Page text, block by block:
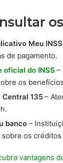
Meu INSS
de pagamento.
oficial do INSS –
os
Central 135 –
banco –
os créditos
vantagens